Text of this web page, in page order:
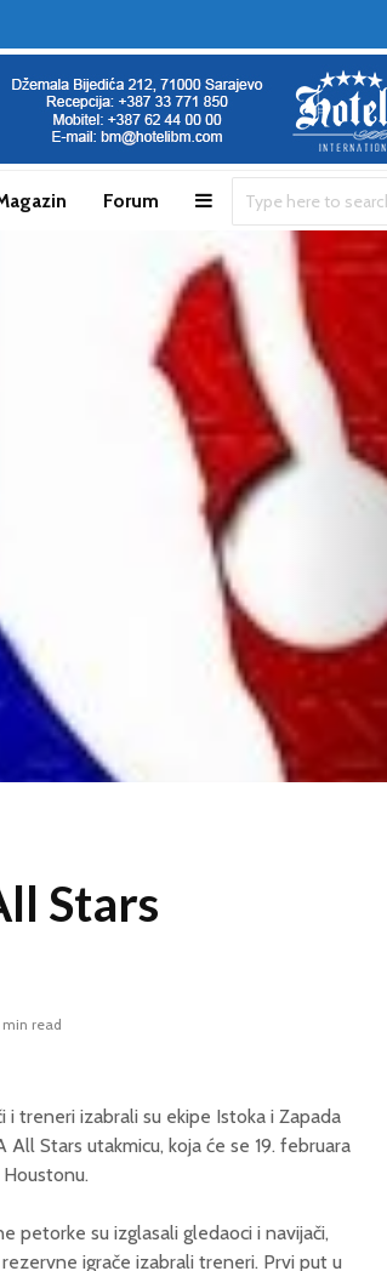
Forum
Stars
min read
i treneri izabrali su ekipe Istoka i Zapada
All Stars utakmicu, koja će se 19. februara
petorke su izglasali gledaoci i navijači,
igrače izabrali treneri. Prvi put u